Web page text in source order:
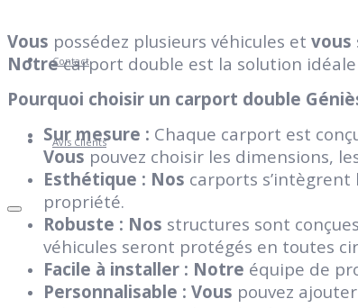
Contact
Avis Clients
Vous possédez plusieurs véhicules et vous
Notrecarport double est la solution
Pourquoi choisir un carport double
Sur mesure : Chaque carport est
Vous pouvez choisir les dimensions,
Esthétique : Nos carports
propriété.
Robuste : Nos structures sont
véhicules seront protégés en toutes
Facile à installer : Notre équipe de
Personnalisable : Vous pouvez